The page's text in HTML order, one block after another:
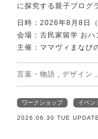
に探究する親子プログ
日時：2026年8月8日
会場：古民家留学 おハ
主催：ママヴィまなび
言葉・物語 デザイン
ワークショップ イベン
2026.06.30 TUE